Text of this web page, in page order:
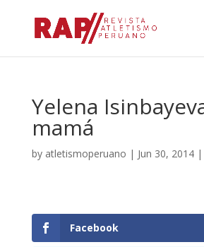
Yelena
mamá
by atletismoperuano | Jun 30, 2014|
Facebook